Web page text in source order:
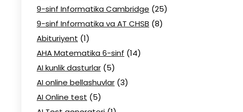
9-sinf Informatika Cambridge (25)
9-sinf Informatika va AT CHSB (8)
Abituriyent (1)
AHA Matematika 6-sinf (14)
AI kunlik dasturlar (5)
AI online bellashuvlar (3)
AI Online test (5)